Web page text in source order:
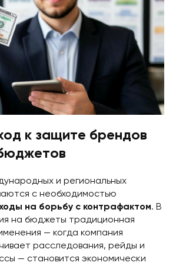
к защите брендов
и региональных
с необходимостью
на борьбу с контрафактом. В
на бюджеты традиционная
— когда компания
расследования, рейды и
— становится экономически